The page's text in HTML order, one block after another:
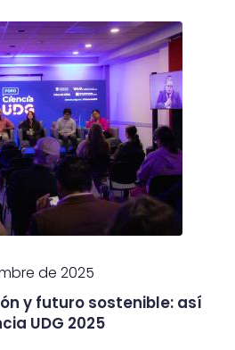
de 2025
y futuro sostenible: así
UDG 2025